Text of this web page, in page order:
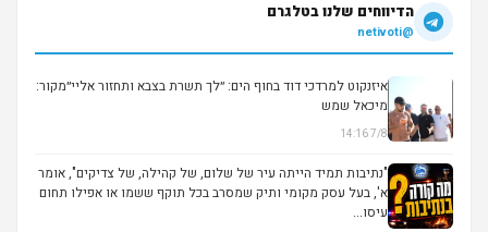
הדיווחים שלנו בטלגרם
@netivoti
איזנקוט למרדכי דוד בחוף הים: ״לך תשרת בצבא ותחזור אליי״מקור:
מיכאל שמש
7/8 14:16
"נתיבות תמיד הייתה עיר של שלום, של קהילה, של צדיקים", אומר
א', בעל עסק מקומי ותיק שמסרב בכל תוקף ששמו או אפילו תחום
עיסו...